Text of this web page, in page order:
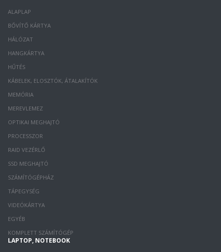
ALAPLAP
BŐVÍTŐ KÁRTYA
HÁLÓZAT
HANGKÁRTYA
HŰTÉS
KÁBELEK, ELOSZTÓK, ÁTALAKÍTÓK
MEMÓRIA
MEREVLEMEZ
OPTIKAI MEGHAJTÓ
PROCESSZOR
RAID VEZÉRLŐ
SSD MEGHAJTÓ
SZÁMÍTÓGÉPHÁZ
TÁPEGYSÉG
VIDEÓKÁRTYA
EGYÉB
KOMPLETT SZÁMÍTÓGÉP
LAPTOP, NOTEBOOK